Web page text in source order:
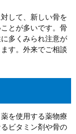
して、新しい骨を
とが多いです。骨
多くみられ注意が
す。外来でご相談
を使用する薬物療
ビタミン剤や骨の